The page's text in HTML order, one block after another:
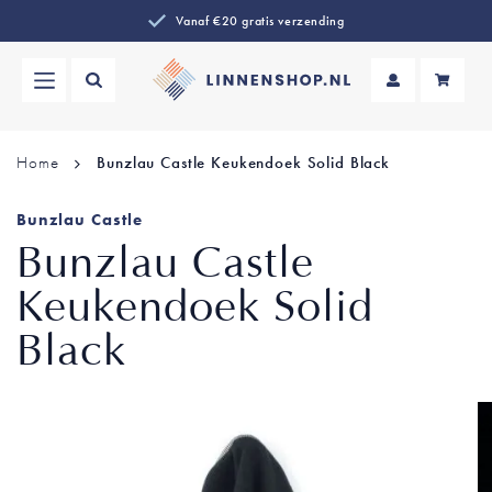
30 dagen bedenktijd
Home Bunzlau Castle Keukendoek Solid Black
Bunzlau Castle
Bunzlau Castle
Keukendoek Solid
Black